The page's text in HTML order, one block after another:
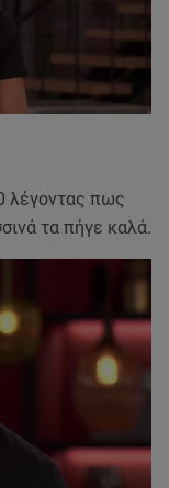
λέγοντας πως
τα πήγε καλά.